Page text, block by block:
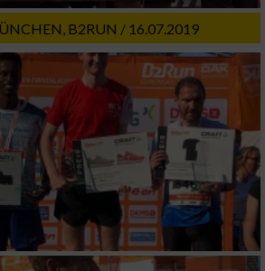
B2RUN / 16.07.2019
Standortdaten
aktiv angeforderten